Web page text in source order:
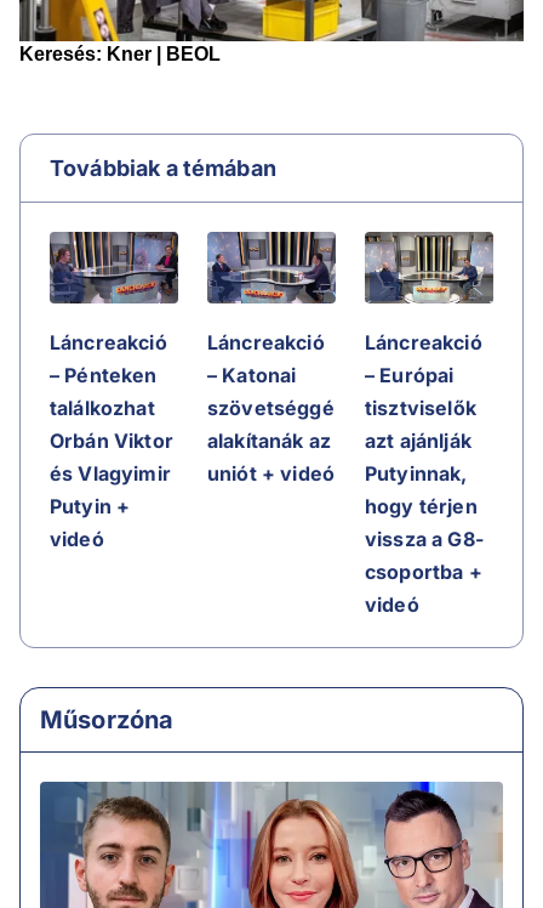
Továbbiak a témában
Láncreakció
– Pénteken
találkozhat
Orbán Viktor
és Vlagyimir
Putyin +
videó
Láncreakció
– Katonai
szövetséggé
alakítanák az
uniót + videó
Láncreakció
– Európai
tisztviselők
azt ajánlják
Putyinnak,
hogy térjen
vissza a G8-
csoportba +
videó
Műsorzóna